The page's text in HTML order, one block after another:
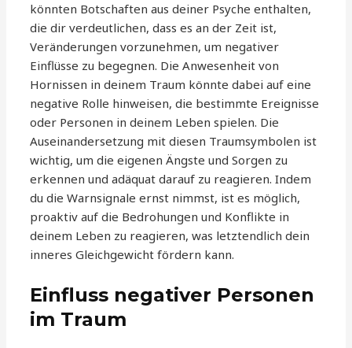
könnten Botschaften aus deiner Psyche enthalten,
die dir verdeutlichen, dass es an der Zeit ist,
Veränderungen vorzunehmen, um negativer
Einflüsse zu begegnen. Die Anwesenheit von
Hornissen in deinem Traum könnte dabei auf eine
negative Rolle hinweisen, die bestimmte Ereignisse
oder Personen in deinem Leben spielen. Die
Auseinandersetzung mit diesen Traumsymbolen ist
wichtig, um die eigenen Ängste und Sorgen zu
erkennen und adäquat darauf zu reagieren. Indem
du die Warnsignale ernst nimmst, ist es möglich,
proaktiv auf die Bedrohungen und Konflikte in
deinem Leben zu reagieren, was letztendlich dein
inneres Gleichgewicht fördern kann.
Einfluss negativer Personen
im Traum